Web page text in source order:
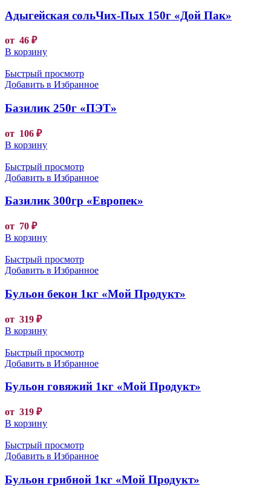
Адыгейская сольЧих-Пых 150г «Дой Пак»
от 46 ₽
В корзину
Быстрый просмотр
Добавить в Избранное
Базилик 250г «ПЭТ»
от 106 ₽
В корзину
Быстрый просмотр
Добавить в Избранное
Базилик 300гр «Европек»
от 70 ₽
В корзину
Быстрый просмотр
Добавить в Избранное
Бульон бекон 1кг «Мой Продукт»
от 319 ₽
В корзину
Быстрый просмотр
Добавить в Избранное
Бульон говяжий 1кг «Мой Продукт»
от 319 ₽
В корзину
Быстрый просмотр
Добавить в Избранное
Бульон грибной 1кг «Мой Продукт»